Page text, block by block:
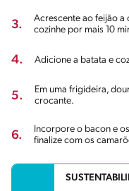
3.
Acrescente ao feijão a
cozinhe por mais 10
4. Adicione a batata e
5.
Em uma frigideira,
crocante.
6.
Incorpore o bacon e
finalize com os